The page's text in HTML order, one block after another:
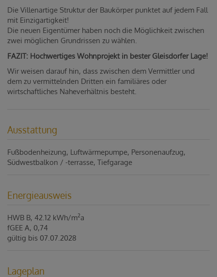
Die Villenartige Struktur der Baukörper punktet auf jedem Fall
mit Einzigartigkeit!
Die neuen Eigentümer haben noch die Möglichkeit zwischen
zwei möglichen Grundrissen zu wählen.
FAZIT: Hochwertiges Wohnprojekt in bester Gleisdorfer Lage!
Wir weisen darauf hin, dass zwischen dem Vermittler und
dem zu vermittelnden Dritten ein familiäres oder
wirtschaftliches Naheverhältnis besteht.
Ausstattung
Fußbodenheizung Luftwärmepumpe Personenaufzug
Südwestbalkon / -terrasse Tiefgarage
Energieausweis
HWB B, 42.12 kWh/m2a
fGEE A, 0,74
gültig bis 07.07.2028
Lageplan